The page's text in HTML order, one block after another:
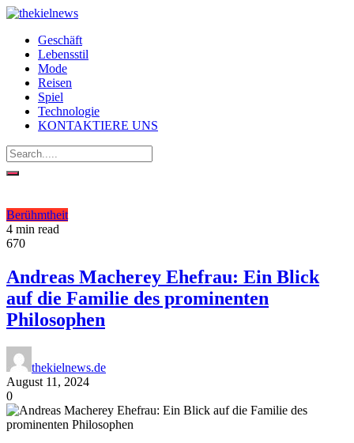
Geschäft
Lebensstil
Mode
Reisen
Spiel
Technologie
KONTAKTIERE UNS
Berühmtheit
4 min read
670
Andreas Macherey Ehefrau: Ein Blick
auf die Familie des prominenten
Philosophen
thekielnews.de
August 11, 2024
0